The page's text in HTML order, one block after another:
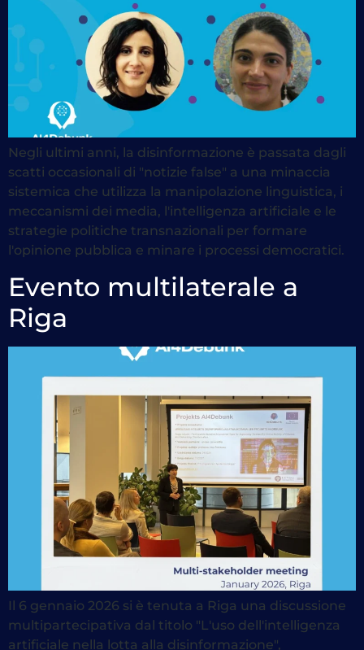
Negli ultimi anni, la disinformazione è passata dagli
scatti occasionali di "notizie false" a una minaccia
sistemica che utilizza la manipolazione linguistica, i
meccanismi dei media, l'intelligenza artificiale e le
strategie politiche transnazionali per formare
l'opinione pubblica e minare i processi democratici.
Evento multilaterale a
Riga
Il 6 gennaio 2026 si è tenuta a Riga una discussione
multipartecipativa dal titolo "L'uso dell'intelligenza
artificiale nella lotta alla disinformazione",